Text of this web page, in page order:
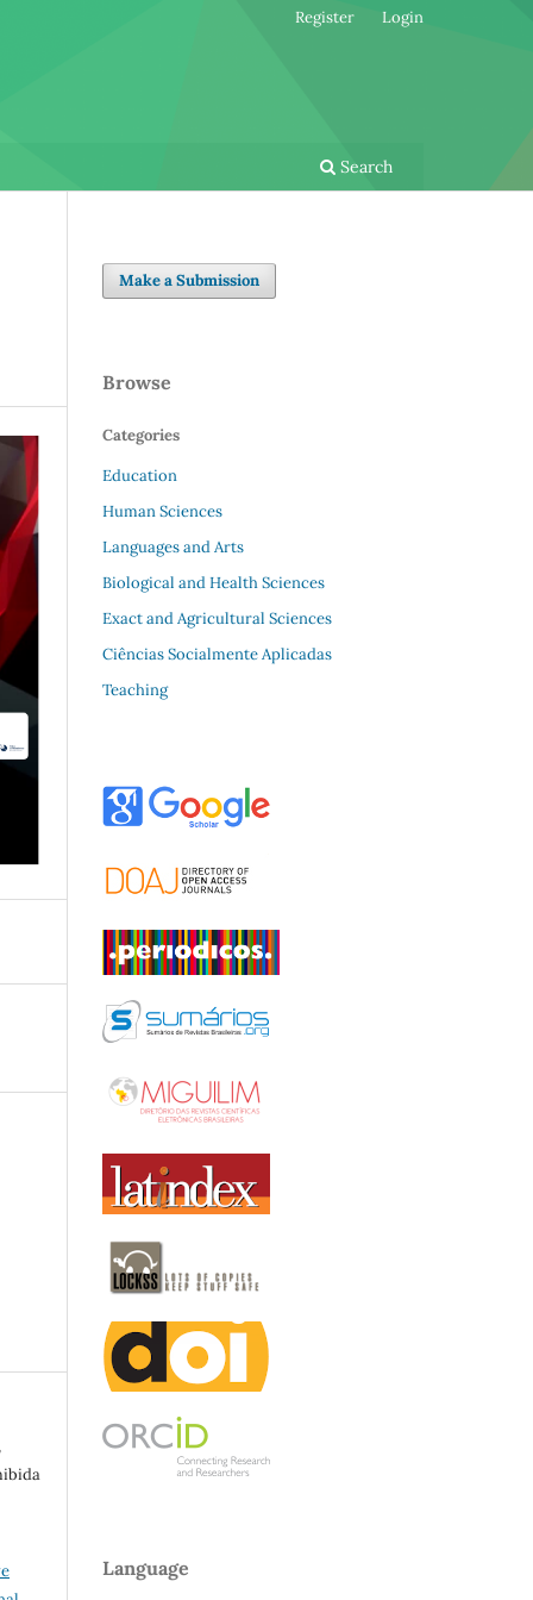
Search
Register Login
Make a Submission
Browse
Categories
Education
Human Sciences
Languages and Arts
Biological and Health Sciences
Exact and Agricultural Sciences
Ciências Socialmente Aplicadas
Teaching
Language